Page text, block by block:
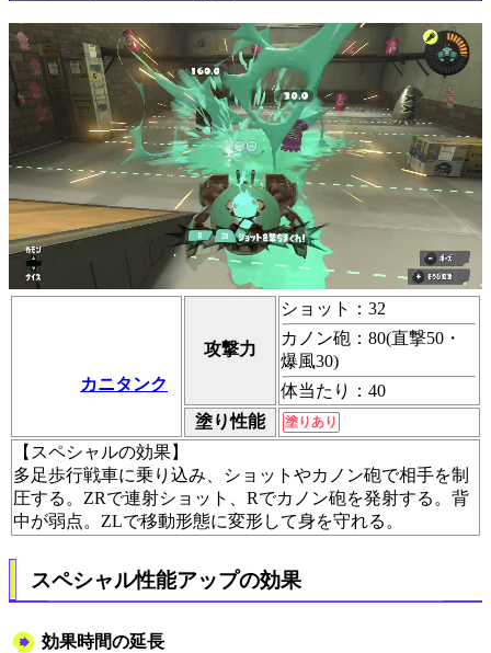
カニタンク
攻撃力
ショット：32
カノン砲：80(直撃50・
爆風30)
体当たり：40
塗り性能
塗りあり
【スペシャルの効果】
多足歩行戦車に乗り込み、ショットやカノン砲で相手を制
圧する。ZRで連射ショット、Rでカノン砲を発射する。背
中が弱点。ZLで移動形態に変形して身を守れる。
スペシャル性能アップの効果
効果時間の延長